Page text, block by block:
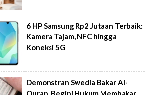
6 HP Samsung Rp2 Jutaan Terbaik:
Kamera Tajam, NFC hingga
Koneksi 5G
Demonstran Swedia Bakar Al-
Quran, Begini Hukum Membakar